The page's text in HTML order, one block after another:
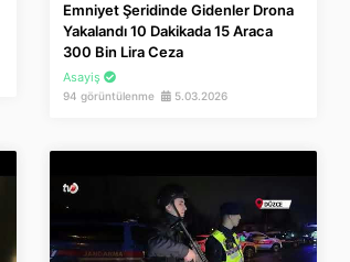
Emniyet Şeridinde Gidenler Drona
Yakalandı 10 Dakikada 15 Araca
300 Bin Lira Ceza
Asayiş
94 görüntülenme 5.03.2026